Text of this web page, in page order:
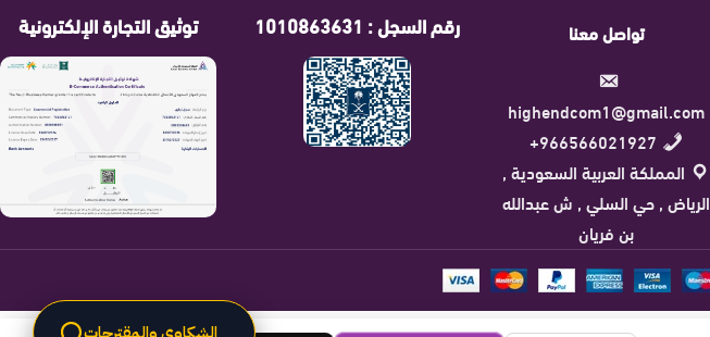
تواصل معنا
highendcom1@gmail.com
966566021927+
المملكة العربية السعودية ,
الرياض , حي السلي , ش عبدالله
بن فريان
رقم السجل : 1010863631 توثيق التجارة الإلكترونية
الشكاوى والمقترحات